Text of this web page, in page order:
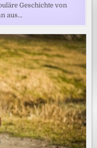
Geschichte von
aus…